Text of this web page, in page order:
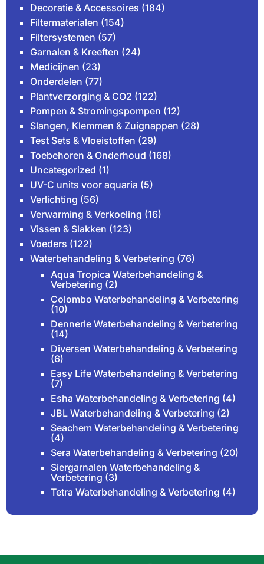
Decoratie & Accessoires (184)
Filtermaterialen (154)
Filtersystemen (57)
Garnalen & Kreeften (24)
Medicijnen (23)
Onderdelen (77)
Plantverzorging & CO2 (122)
Pompen & Stromingspompen (12)
Slangen, Klemmen & Zuignappen (28)
Test Sets & Vloeistoffen (29)
Toebehoren & Onderhoud (168)
Uncategorized (1)
UV-C units voor aquaria (5)
Verlichting (56)
Verwarming & Verkoeling (16)
Vissen & Slakken (123)
Voeders (122)
Waterbehandeling & Verbetering (76)
Aqua Tropica Waterbehandeling &
Verbetering (2)
Colombo Waterbehandeling & Verbetering
(10)
Dennerle Waterbehandeling & Verbetering
(14)
Diversen Waterbehandeling & Verbetering
(6)
Easy Life Waterbehandeling & Verbetering
(7)
Esha Waterbehandeling & Verbetering (4)
JBL Waterbehandeling & Verbetering (2)
Seachem Waterbehandeling & Verbetering
(4)
Sera Waterbehandeling & Verbetering (20)
Siergarnalen Waterbehandeling &
Verbetering (3)
Tetra Waterbehandeling & Verbetering (4)